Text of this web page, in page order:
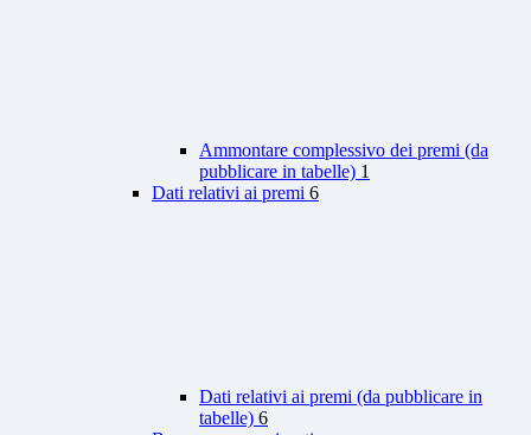
Ammontare complessivo dei premi (da
pubblicare in tabelle) 1
Dati relativi ai premi 6
Dati relativi ai premi (da pubblicare in
tabelle) 6